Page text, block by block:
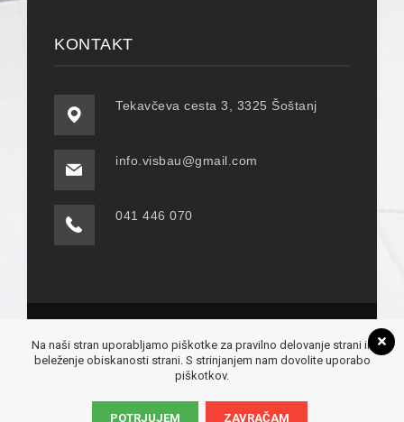
KONTAKT
Tekavčeva cesta 3, 3325 Šoštanj
info.visbau@gmail.com
041 446 070
PREVICE PRIDRŽANE! - IZDELAVA:MEDIA
CENTER
CENTER ZASEBNOSTI
Na naši stran uporabljamo piškotke za pravilno delovanje strani in
beleženje obiskanosti strani. S strinjanjem nam dovolite uporabo
piškotkov.
POTRJUJEM ZAVRAČAM